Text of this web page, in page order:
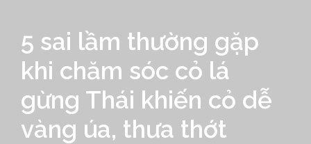
5 sai lầm thường gặp
khi chăm sóc cỏ lá
gừng Thái khiến cỏ dễ
vàng úa, thưa thớt